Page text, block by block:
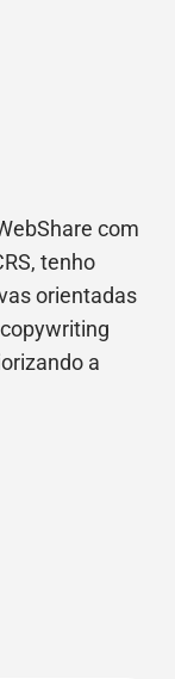
com
tenho
orientadas
a